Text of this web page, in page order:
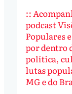
::
podcast
Populares
por dentro
política,
lutas
MG e do